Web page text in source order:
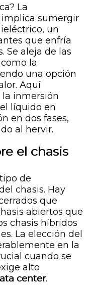
La
implica sumergir
un
que enfría
Se aleja de las
la
una opción
Aquí
la inmersión
líquido en
en dos fases,
al hervir.
el chasis
de
chasis. Hay
que
abiertos que
chasis híbridos
La elección del
en la
cuando se
alto
center.